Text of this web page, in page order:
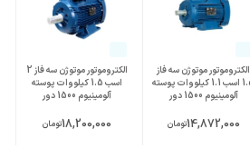
الکتروموتور موتوژن سه فاز
1.5 اسب 1.1 کیلووات پوسته
آلومینیوم 1500 دور
14,872,000تومان
الکتروموتور موتوژن سه فاز 2
اسب 1.5 کیلووات پوسته
آلومینیوم 1500 دور
18,200,000تومان